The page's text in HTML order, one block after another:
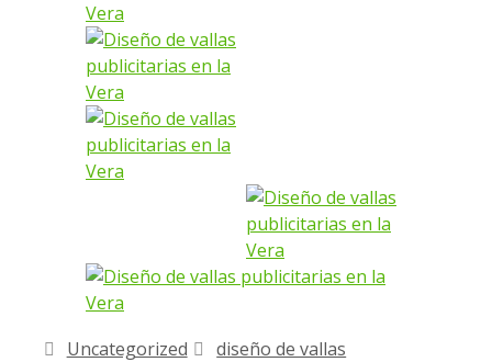
Uncategorized
diseño de vallas